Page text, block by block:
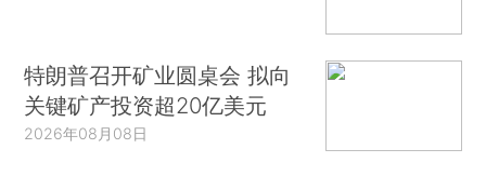
特朗普召开矿业圆桌会 拟向
关键矿产投资超20亿美元
2026年08月08日